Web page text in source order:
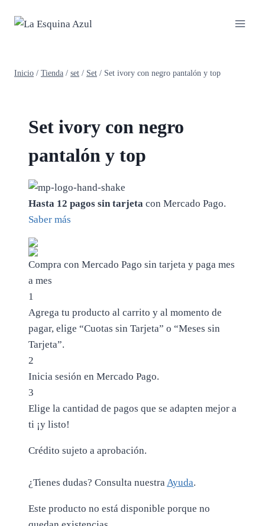
Inicio / Tienda / set / Set / Set ivory con negro pantalón y top
Set ivory con negro
pantalón y top
Hasta 12 pagos sin tarjeta con Mercado Pago.
Saber más
Compra con Mercado Pago sin tarjeta y paga mes
a mes
1
Agrega tu producto al carrito y al momento de
pagar, elige “Cuotas sin Tarjeta” o “Meses sin
Tarjeta”.
2
Inicia sesión en Mercado Pago.
3
Elige la cantidad de pagos que se adapten mejor a
ti ¡y listo!
Crédito sujeto a aprobación.
¿Tienes dudas? Consulta nuestraAyuda.
Este producto no está disponible porque no